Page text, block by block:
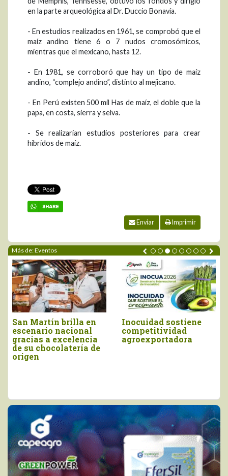
en la parte arqueológica al Dr. Duccio Bonavía.
- En estudios realizados en 1961, se comprobó que el
maíz andino tiene 6 o 7 nudos cromosómicos,
mientras que el mexicano, hasta 12.
- En 1981, se corroboró que hay un tipo de maíz
andino, “complejo andino”, distinto al mejicano.
- En Perú existen 500 mil Has de maíz, el doble que la
papa, en costa, sierra y selva.
- Se realizarían estudios posteriores para crear
híbridos de maíz.
Enviar Imprimir
Más de: Eventos
Piura brilló en el
Salón del Cacao y
Chocolate
Internacional 2026
Moquegua será la
sede del próximo
Concurso Nacional
del Pisco